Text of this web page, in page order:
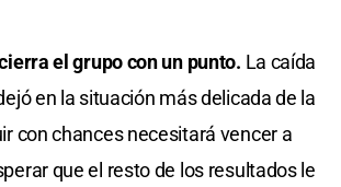
el grupo con un punto. La caída
en la situación más delicada de la
con chances necesitará vencer a
que el resto de los resultados le